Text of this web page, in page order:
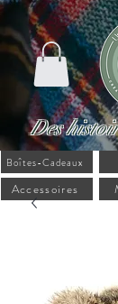
Des
Accessoires
Boîtes-Cadeaux